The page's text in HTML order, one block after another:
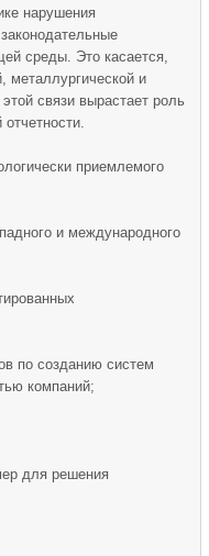
нарушения
среды. Это касается,
металлургической и
связи вырастает роль
приемлемого
и международного
по созданию систем
компаний;
для решения